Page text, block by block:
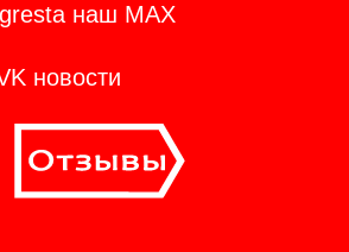
наш MAX
новости